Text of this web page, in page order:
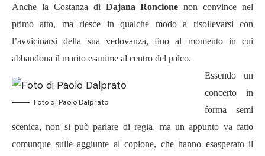
Anche la Costanza di Dajana Roncione non convince nel
primo atto, ma riesce in qualche modo a risollevarsi con
l’avvicinarsi della sua vedovanza, fino al momento in cui
abbandona il marito esanime al centro del palco.
Foto di Paolo Dalprato
Essendo un
concerto in
forma semi
scenica, non si può parlare di regia, ma un appunto va fatto
comunque sulle aggiunte al copione, che hanno esasperato il